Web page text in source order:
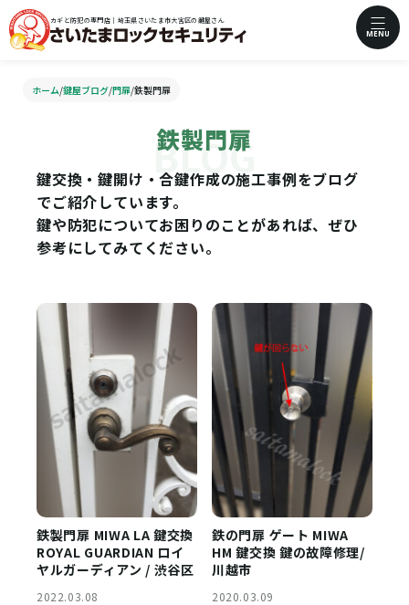
カギと防犯の専門店｜埼玉県さいたま市大宮区の鍵屋さん
MENU
ホーム/鍵屋ブログ/門扉/鉄製門扉
鉄製門扉
鍵交換・鍵開け・合鍵作成の施工事例をブログ
でご紹介しています。
鍵や防犯についてお困りのことがあれば、ぜひ
参考にしてみてください。
鉄製門扉 MIWA LA 鍵交換
ROYAL GUARDIAN ロイ
ヤルガーディアン / 渋谷区
2022.03.08
鉄の門扉 ゲート MIWA
HM 鍵交換 鍵の故障修理/
川越市
2020.03.09